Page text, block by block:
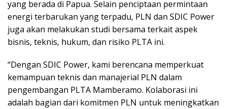
yang berada di Papua. Selain penciptaan permintaan
energi terbarukan yang terpadu, PLN dan SDIC Power
juga akan melakukan studi bersama terkait aspek
bisnis, teknis, hukum, dan risiko PLTA ini.
“Dengan SDIC Power, kami berencana memperkuat
kemampuan teknis dan manajerial PLN dalam
pengembangan PLTA Mamberamo. Kolaborasi ini
adalah bagian dari komitmen PLN untuk meningkatkan